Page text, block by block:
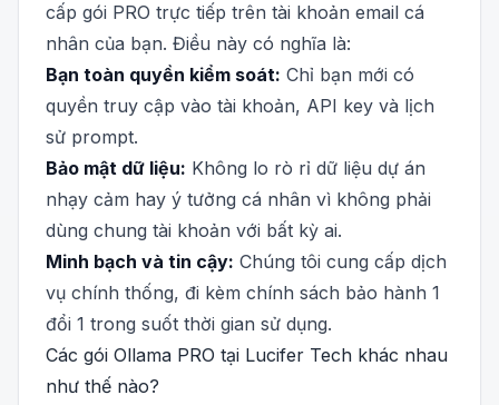
cấp gói PRO trực tiếp trên tài khoản email cá
nhân của bạn. Điều này có nghĩa là:
Bạn toàn quyền kiểm soát: Chỉ bạn mới có
quyền truy cập vào tài khoản, API key và lịch
sử prompt.
Bảo mật dữ liệu: Không lo rò rỉ dữ liệu dự án
nhạy cảm hay ý tưởng cá nhân vì không phải
dùng chung tài khoản với bất kỳ ai.
Minh bạch và tin cậy: Chúng tôi cung cấp dịch
vụ chính thống, đi kèm chính sách bảo hành 1
đổi 1 trong suốt thời gian sử dụng.
Các gói Ollama PRO tại Lucifer Tech khác nhau
như thế nào?